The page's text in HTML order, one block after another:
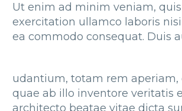
Ut enim ad minim veniam,
exercitation ullamco laboris
ea commodo consequat. Duis
udantium, totam rem aperiam,
quae ab illo inventore veritatis
architecto beatae vitae dicta